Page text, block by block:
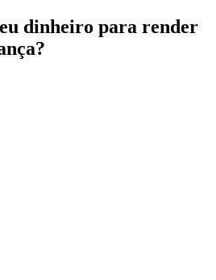
dinheiro para render